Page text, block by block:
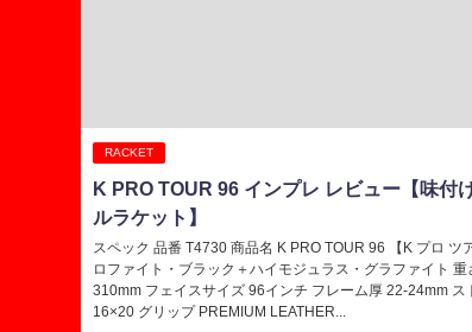
RACKET
K PRO TOUR 96 インプレ レビュー【味付
ルラケット】
スペック 品番 T4730 商品名 K PRO TOUR 96 【K プロ ツ
ロファイト・ブラック＋ハイモジュラス・グラファイト 重
310mm フェイスサイズ 96インチ フレーム厚 22-24mm ス
16×20 グリップ PREMIUM LEATHER...